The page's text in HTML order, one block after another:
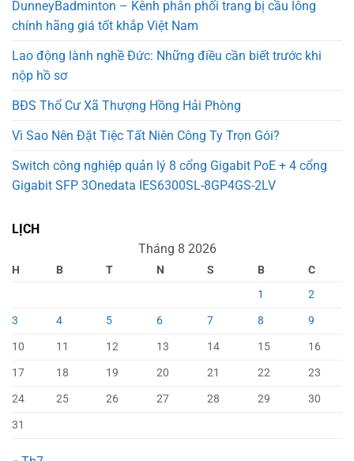
DunneyBadminton – Kênh phân phối trang bị cầu lông
chính hãng giá tốt khắp Việt Nam
Lao động lành nghề Đức: Những điều cần biết trước khi
nộp hồ sơ
BĐS Thổ Cư Xã Thượng Hồng Hải Phòng
Vì Sao Nên Đặt Tiệc Tất Niên Công Ty Trọn Gói?
Switch công nghiệp quản lý 8 cổng Gigabit PoE + 4 cổng
Gigabit SFP 3Onedata IES6300SL-8GP4GS-2LV
LỊCH
Tháng 8 2026
H B T N S B
C
1
2
3
4 5 6 7 8
9
10
11 12 13 14 15
16
17
18 19 20 21 22
23
24
25 26 27 28 29
30
31